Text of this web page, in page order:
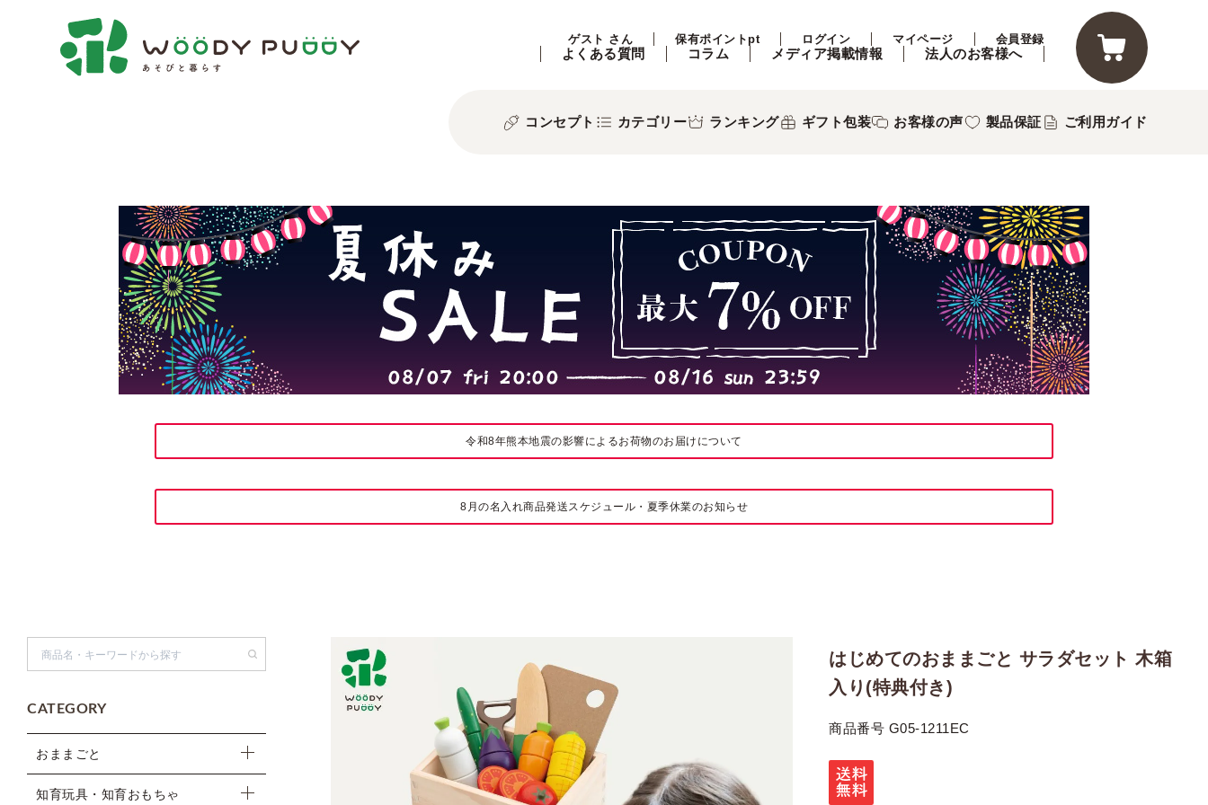
ゲスト さん 保有ポイントpt ログイン マイページ 会員登録
よくある質問 コラム メディア掲載情報 法人のお客様へ
コンセプト カテゴリー ランキング ギフト包装 お客様の声 製品保証 ご利用ガイド
令和8年熊本地震の影響によるお荷物のお届けについて
8月の名入れ商品発送スケジュール・夏季休業のお知らせ
CATEGORY
おままごと
知育玩具・知育おもちゃ
はじめてのおままごと サラダセット 木箱
入り(特典付き)
商品番号 G05-1211EC